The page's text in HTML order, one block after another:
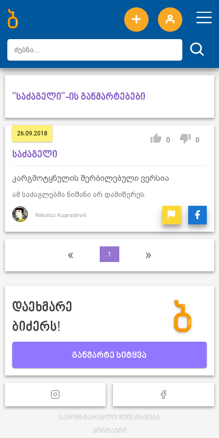
ახალი სიტყვები
ტოპ სიტყვები
დღის ტოპ სიტყვები
ტოპ მომხმარებლები
"საძაგელი"-ის განმარტებები
26.09.2018
0 0
საძაგელი
კარგმოტყნულის შერბილებული ვერსია
ამ საძაგლებმა ნიშანი არ დამიწერეს.
Nikoloz Kuprashvili
« 1 »
დაეხმარე
ბიძერს!
განმარტე სიტყვა
სამომხმარებლო შეთანხმება
კონტაქტი